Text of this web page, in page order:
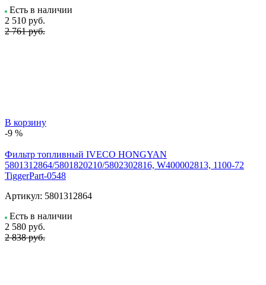
Есть в наличии
2 510 руб.
2 761 руб.
В корзину
-9 %
Фильтр топливный IVECO HONGYAN
5801312864/5801820210/5802302816, W400002813, 1100-72
TiggerPart-0548
Артикул: 5801312864
Есть в наличии
2 580 руб.
2 838 руб.